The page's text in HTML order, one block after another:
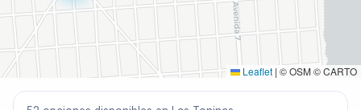
Leaflet | © OSM © CARTO